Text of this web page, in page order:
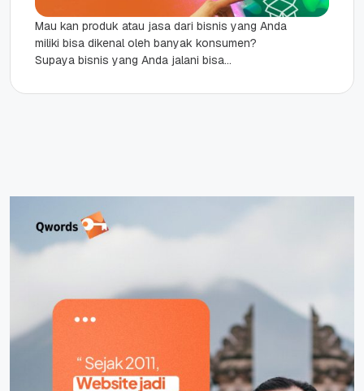
Mau kan produk atau jasa dari bisnis yang Anda
miliki bisa dikenal oleh banyak konsumen?
Supaya bisnis yang Anda jalani bisa